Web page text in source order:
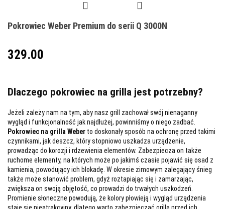
Pokrowiec Weber Premium do serii Q 3000N
329.00
Dlaczego pokrowiec na grilla jest potrzebny?
Jeżeli zależy nam na tym, aby nasz grill zachował swój nienaganny
wygląd i funkcjonalność jak najdłużej, powinniśmy o niego zadbać.
Pokrowiec na grilla Weber to doskonały sposób na ochronę przed takimi
czynnikami, jak deszcz, który stopniowo uszkadza urządzenie,
prowadząc do korozji i rdzewienia elementów. Zabezpiecza on także
ruchome elementy, na których może po jakimś czasie pojawić się osad z
kamienia, powodujący ich blokadę. W okresie zimowym zalegający śnieg
także może stanowić problem, gdyż roztapiając się i zamarzając,
zwiększa on swoją objętość, co prowadzi do trwałych uszkodzeń.
Promienie słoneczne powodują, że kolory płowieją i wygląd urządzenia